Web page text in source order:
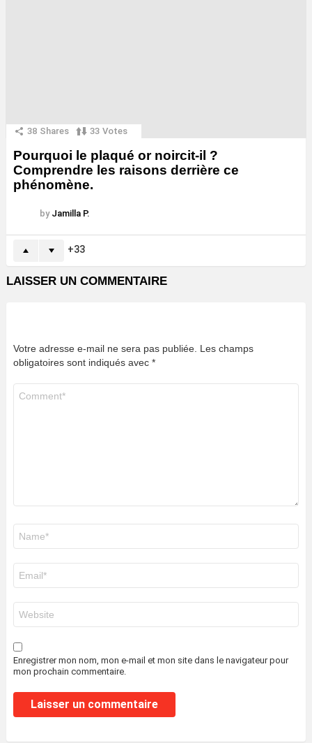
38 Shares 33 Votes
Pourquoi le plaqué or noircit-il ?
Comprendre les raisons derrière ce
phénomène.
by Jamilla P.
33
LAISSER UN COMMENTAIRE
Votre adresse e-mail ne sera pas publiée. Les champs
obligatoires sont indiqués avec *
mail
*
web
Enregistrer mon nom, mon e-mail et mon site dans le navigateur pour
mon prochain commentaire.